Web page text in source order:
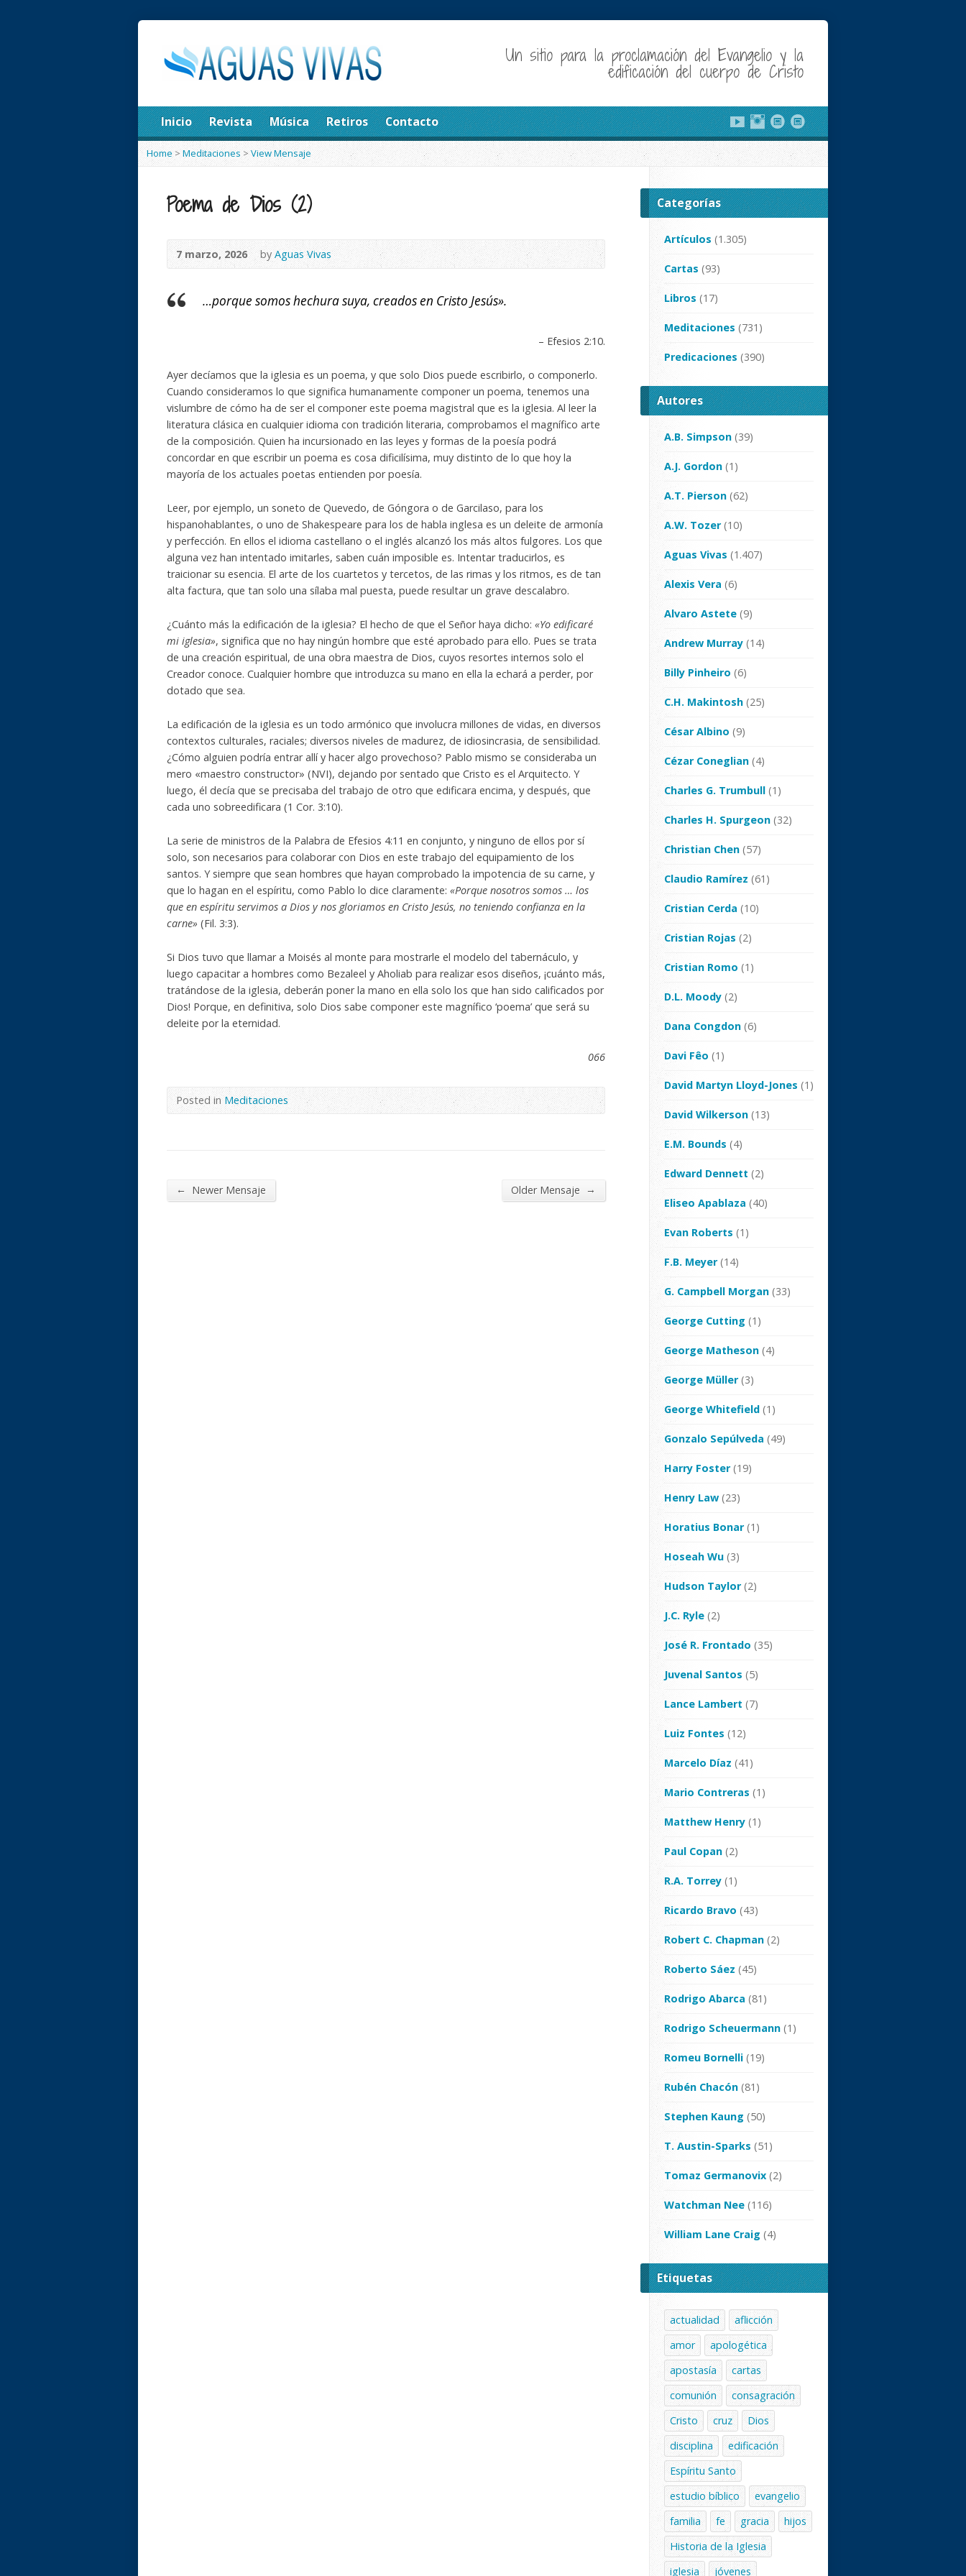
Un sitio para la proclamación del Evangelio y la
edificación del cuerpo de Cristo
Inicio Revista Música Retiros Contacto
Home > Meditaciones >View Mensaje
Poema de Dios (2)
7 marzo, 2026 by Aguas Vivas
…porque somos hechura suya, creados en Cristo Jesús».
– Efesios 2:10.
Ayer decíamos que la iglesia es un poema, y que solo Dios puede escribirlo, o componerlo.
Cuando consideramos lo que significa humanamente componer un poema, tenemos una
vislumbre de cómo ha de ser el componer este poema magistral que es la iglesia. Al leer la
literatura clásica en cualquier idioma con tradición literaria, comprobamos el magnífico arte
de la composición. Quien ha incursionado en las leyes y formas de la poesía podrá
concordar en que escribir un poema es cosa dificilísima, muy distinto de lo que hoy la
mayoría de los actuales poetas entienden por poesía.
Leer, por ejemplo, un soneto de Quevedo, de Góngora o de Garcilaso, para los
hispanohablantes, o uno de Shakespeare para los de habla inglesa es un deleite de armonía
y perfección. En ellos el idioma castellano o el inglés alcanzó los más altos fulgores. Los que
alguna vez han intentado imitarles, saben cuán imposible es. Intentar traducirlos, es
traicionar su esencia. El arte de los cuartetos y tercetos, de las rimas y los ritmos, es de tan
alta factura, que tan solo una sílaba mal puesta, puede resultar un grave descalabro.
¿Cuánto más la edificación de la iglesia? El hecho de que el Señor haya dicho: «Yo edificaré
mi iglesia», significa que no hay ningún hombre que esté aprobado para ello. Pues se trata
de una creación espiritual, de una obra maestra de Dios, cuyos resortes internos solo el
Creador conoce. Cualquier hombre que introduzca su mano en ella la echará a perder, por
dotado que sea.
La edificación de la iglesia es un todo armónico que involucra millones de vidas, en diversos
contextos culturales, raciales; diversos niveles de madurez, de idiosincrasia, de sensibilidad.
¿Cómo alguien podría entrar allí y hacer algo provechoso? Pablo mismo se consideraba un
mero «maestro constructor» (NVI), dejando por sentado que Cristo es el Arquitecto. Y
luego, él decía que se precisaba del trabajo de otro que edificara encima, y después, que
cada uno sobreedificara (1 Cor. 3:10).
La serie de ministros de la Palabra de Efesios 4:11 en conjunto, y ninguno de ellos por sí
solo, son necesarios para colaborar con Dios en este trabajo del equipamiento de los
santos. Y siempre que sean hombres que hayan comprobado la impotencia de su carne, y
que lo hagan en el espíritu, como Pablo lo dice claramente: «Porque nosotros somos … los
que en espíritu servimos a Dios y nos gloriamos en Cristo Jesús, no teniendo confianza en la
carne» (Fil. 3:3).
Si Dios tuvo que llamar a Moisés al monte para mostrarle el modelo del tabernáculo, y
luego capacitar a hombres como Bezaleel y Aholiab para realizar esos diseños, ¡cuánto más,
tratándose de la iglesia, deberán poner la mano en ella solo los que han sido calificados por
Dios! Porque, en definitiva, solo Dios sabe componer este magnífico ‘poema’ que será su
deleite por la eternidad.
066
Posted inMeditaciones
← Newer Mensaje Older Mensaje →
Categorías
Artículos (1.305)
Cartas (93)
Libros (17)
Meditaciones (731)
Predicaciones (390)
Autores
A.B. Simpson (39)
A.J. Gordon (1)
A.T. Pierson (62)
A.W. Tozer(10)
Aguas Vivas (1.407)
Alexis Vera (6)
Alvaro Astete (9)
Andrew Murray (14)
Billy Pinheiro (6)
C.H. Makintosh (25)
César Albino (9)
Cézar Coneglian (4)
Charles G. Trumbull (1)
Charles H. Spurgeon (32)
Christian Chen (57)
Claudio Ramírez (61)
Cristian Cerda (10)
Cristian Rojas (2)
Cristian Romo (1)
D.L. Moody (2)
Dana Congdon (6)
Davi Fêo (1)
David Martyn Lloyd-Jones (1)
David Wilkerson (13)
E.M. Bounds (4)
Edward Dennett (2)
Eliseo Apablaza (40)
Evan Roberts (1)
F.B. Meyer(14)
G. Campbell Morgan (33)
George Cutting (1)
George Matheson (4)
George Müller(3)
George Whitefield (1)
Gonzalo Sepúlveda (49)
Harry Foster(19)
Henry Law (23)
Horatius Bonar(1)
Hoseah Wu (3)
Hudson Taylor(2)
J.C. Ryle (2)
José R. Frontado (35)
Juvenal Santos (5)
Lance Lambert (7)
Luiz Fontes (12)
Marcelo Díaz (41)
Mario Contreras (1)
Matthew Henry (1)
Paul Copan (2)
R.A. Torrey (1)
Ricardo Bravo (43)
Robert C. Chapman (2)
Roberto Sáez (45)
Rodrigo Abarca (81)
Rodrigo Scheuermann (1)
Romeu Bornelli (19)
Rubén Chacón (81)
Stephen Kaung (50)
T. Austin-Sparks (51)
Tomaz Germanovix (2)
Watchman Nee (116)
William Lane Craig (4)
Etiquetas
actualidad
aflicción
amor
apologética
apostasía
cartas
comunión
consagración
Cristo
cruz
Dios
disciplina
edificación
Espíritu Santo
estudio bíblico
evangelio
familia
fe gracia
hijos
Historia de la Iglesia
iglesia
jóvenes